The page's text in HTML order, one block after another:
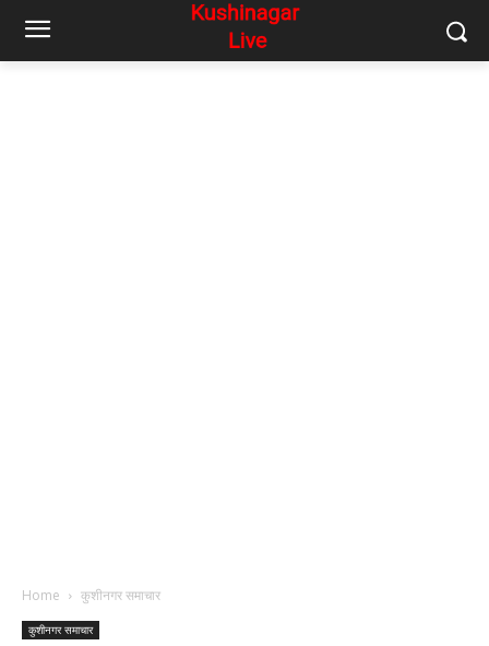
Home कुशीनगर समाचार
कुशीनगर समाचार